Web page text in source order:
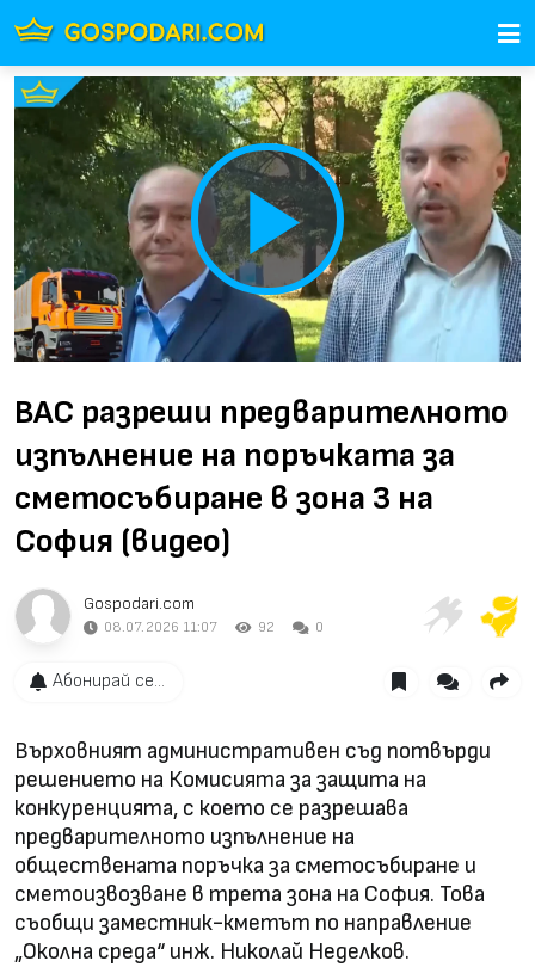
Play
Video
ВАС разреши предварителното
изпълнение на поръчката за
сметосъбиране в зона 3 на
София (видео)
Gospodari.com
08.07.2026 11:07 92 0
Абонирай се...
Върховният административен съд потвърди
решението на Комисията за защита на
конкуренцията, с което се разрешава
предварителното изпълнение на
обществената поръчка за сметосъбиране и
сметоизвозване в трета зона на София. Това
съобщи заместник-кметът по направление
„Околна среда“ инж. Николай Неделков.